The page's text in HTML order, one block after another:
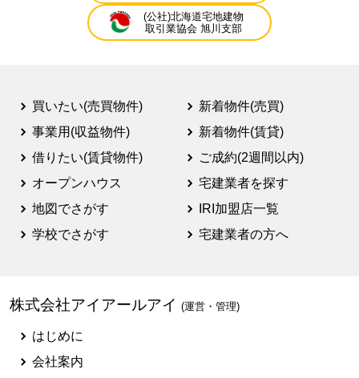
(公社)北海道宅地建物
取引業協会 旭川支部
買いたい(売買物件)
事業用(収益物件)
借りたい(賃貸物件)
オープンハウス
地図でさがす
学校でさがす
新着物件(売買)
新着物件(賃貸)
ご成約(2週間以内)
宅建業者を探す
IRI加盟店一覧
宅建業者の方へ
株式会社アイアールアイ (運営・管理)
はじめに
会社案内